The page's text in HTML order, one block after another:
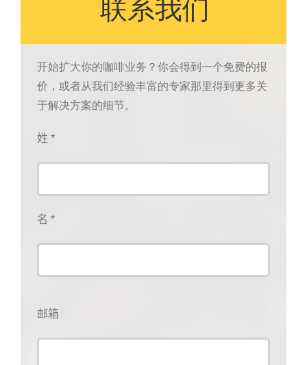
联系我们
开始扩大你的咖啡业务？你会得到一个免费的报
价，或者从我们经验丰富的专家那里得到更多关
于解决方案的细节。
姓 *
名 *
邮箱